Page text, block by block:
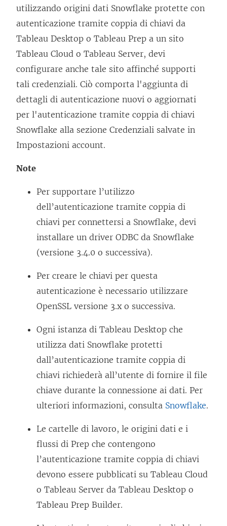
utilizzando origini dati Snowflake protette con
autenticazione tramite coppia di chiavi da
Tableau Desktop o Tableau Prep a un sito
Tableau Cloud o Tableau Server, devi
configurare anche tale sito affinché supporti
tali credenziali. Ciò comporta l'aggiunta di
dettagli di autenticazione nuovi o aggiornati
per l'autenticazione tramite coppia di chiavi
Snowflake alla sezione Credenziali salvate in
Impostazioni account.
Note
Per supportare l’utilizzo
dell’autenticazione tramite coppia di
chiavi per connettersi a Snowflake, devi
installare un driver ODBC da Snowflake
(versione 3.4.0 o successiva).
Per creare le chiavi per questa
autenticazione è necessario utilizzare
OpenSSL versione 3.x o successiva.
Ogni istanza di Tableau Desktop che
utilizza dati Snowflake protetti
dall’autenticazione tramite coppia di
chiavi richiederà all’utente di fornire il file
chiave durante la connessione ai dati. Per
ulteriori informazioni, consulta Snowflake.
Le cartelle di lavoro, le origini dati e i
flussi di Prep che contengono
l’autenticazione tramite coppia di chiavi
devono essere pubblicati su Tableau Cloud
o Tableau Server da Tableau Desktop o
Tableau Prep Builder.